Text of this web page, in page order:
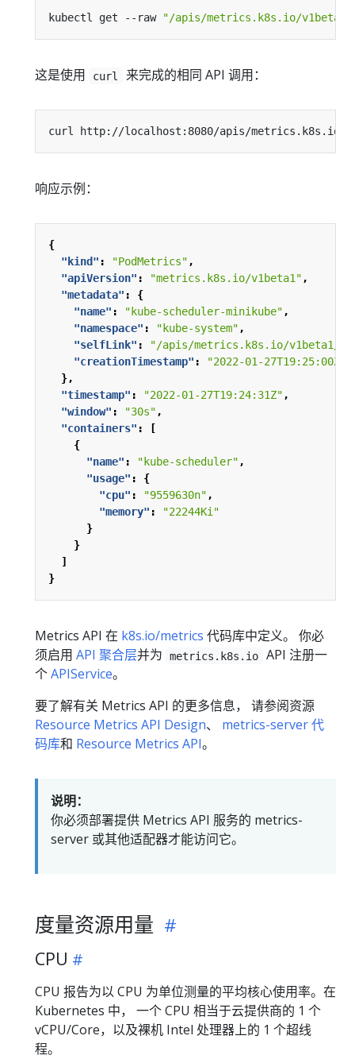
kubectl get --raw "/apis/metrics.k8s.io/v1beta1/
这是使用 curl 来完成的相同 API 调用：
响应示例：
{
"kind" : "PodMetrics",
"apiVersion" : "metrics.k8s.io/v1beta1",
"metadata" :
{
"name" : "kube-scheduler-minikube",
"namespace" : "kube-system",
"selfLink" :
"/apis/metrics.k8s.io/v1beta1/
"creationTimestamp" :
"2022-01-27T19:25:00Z"
},
"timestamp" : "2022-01-27T19:24:31Z",
"window" : "30s",
"containers" :
[
{
"name" : "kube-scheduler",
"usage" :
{
"cpu" : "9559630n",
"memory" :
"22244Ki"
}
}
]
}
Metrics API 在 k8s.io/metrics 代码库中定义。 你必
须启用 API 聚合层并为 metrics.k8s.io
API 注册一
个APIService。
要了解有关 Metrics API 的更多信息， 请参阅资源
Resource Metrics API Design、 metrics-server 代
码库和 Resource Metrics API。
说明：
你必须部署提供 Metrics API 服务的 metrics-
server 或其他适配器才能访问它。
度量资源用量
CPU
CPU 报告为以 CPU 为单位测量的平均核心使用率。在
Kubernetes 中， 一个 CPU 相当于云提供商的 1 个
vCPU/Core，以及裸机 Intel 处理器上的 1 个超线
程。